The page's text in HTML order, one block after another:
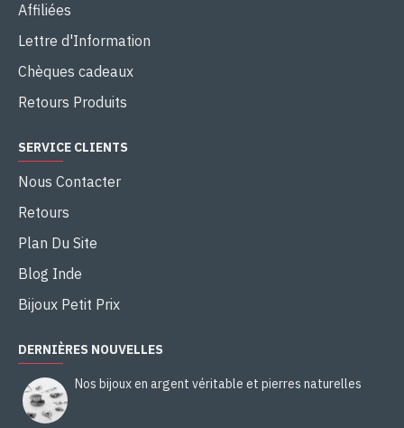
Affiliées
Lettre d'Information
Chèques cadeaux
Retours Produits
SERVICE CLIENTS
Nous Contacter
Retours
Plan Du Site
Blog Inde
Bijoux Petit Prix
DERNIÈRES NOUVELLES
Nos bijoux en argent véritable et pierres naturelles